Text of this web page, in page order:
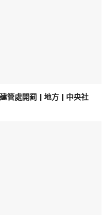
管處開罰 | 地方 | 中央社